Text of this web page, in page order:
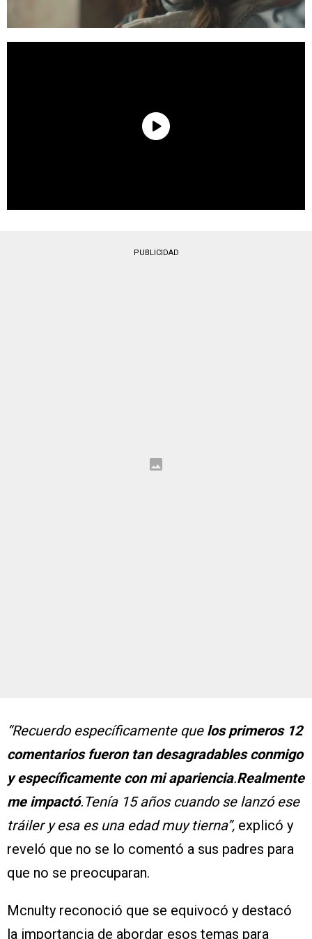
PUBLICIDAD
“Recuerdo específicamente quelos primeros 12
comentarios fueron tan desagradables conmigo
y específicamente con mi apariencia.Realmente
me impactó.Tenía 15 años cuando se lanzó ese
tráiler y esa es una edad muy tierna”, explicó y
reveló que no se lo comentó a sus padres para
que no se preocuparan.
Mcnulty reconoció que se equivocó y destacó
la importancia de abordar esos temas para